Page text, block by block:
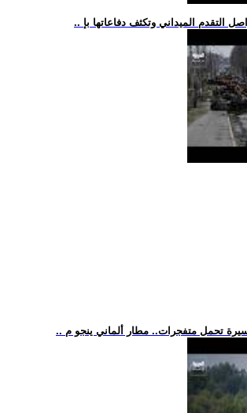
التقدم الميداني وتكثف دفاعاتها بإ
مسيرة تحمل متفجرات.. مطار ألماني ينجو م